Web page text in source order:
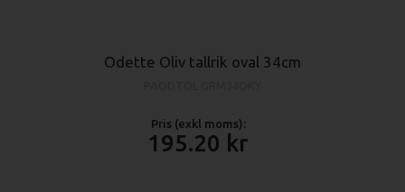
Odette Oliv tallrik oval 34cm
Pris (exkl moms):
195.20